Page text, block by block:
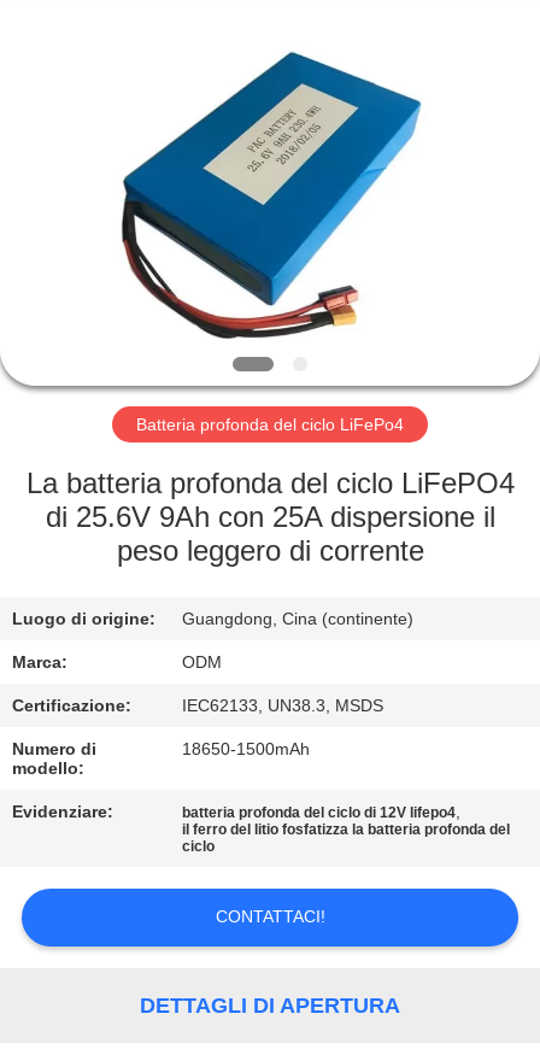
PRODOTTI
GIRO
FABBRICA
CONTROLLO
QUALITÀ
CONTATTICI
BLOG
UNA
CITAZIONE
Batteria profonda del ciclo LiFePo4
La batteria profonda del ciclo LiFePO4
di 25.6V 9Ah con 25A dispersione il
peso leggero di corrente
Luogo di origine: Guangdong, Cina (continente)
Marca: ODM
Certificazione: IEC62133, UN38.3, MSDS
Numero di
modello:
18650-1500mAh
Evidenziare: batteria profonda del ciclo di 12V lifepo4,
il ferro del litio fosfatizza la batteria profonda del
ciclo
CONTATTACI!
DETTAGLI DI APERTURA